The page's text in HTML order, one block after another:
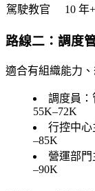
駕駛教官
10 年+
路線二：調度
適合有組織能力
調度員
55K–72K
行控中心
–85K
營運部門
–90K